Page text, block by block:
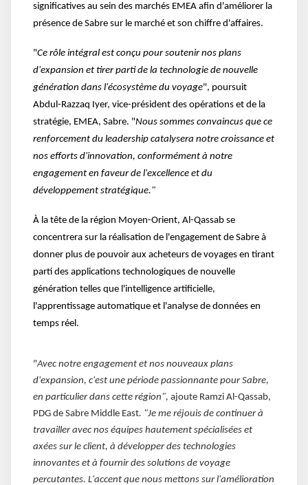
significatives au sein des marchés EMEA afin d'améliorer la
présence de Sabre sur le marché et son chiffre d'affaires.
"Ce rôle intégral est conçu pour soutenir nos plans
d'expansion et tirer parti de la technologie de nouvelle
génération dans l'écosystème du voyage", poursuit
Abdul-Razzaq Iyer, vice-président des opérations et de la
stratégie, EMEA, Sabre. "Nous sommes convaincus que ce
renforcement du leadership catalysera notre croissance et
nos efforts d'innovation, conformément à notre
engagement en faveur de l'excellence et du
développement stratégique."
À la tête de la région Moyen-Orient, Al-Qassab se
concentrera sur la réalisation de l'engagement de Sabre à
donner plus de pouvoir aux acheteurs de voyages en tirant
parti des applications technologiques de nouvelle
génération telles que l'intelligence artificielle,
l'apprentissage automatique et l'analyse de données en
temps réel.
"Avec notre engagement et nos nouveaux plans
d'expansion, c'est une période passionnante pour Sabre,
en particulier dans cette région", ajoute Ramzi Al-Qassab,
PDG de Sabre Middle East. "Je me réjouis de continuer à
travailler avec nos équipes hautement spécialisées et
axées sur le client, à développer des technologies
innovantes et à fournir des solutions de voyage
percutantes. L'accent que nous mettons sur l'amélioration